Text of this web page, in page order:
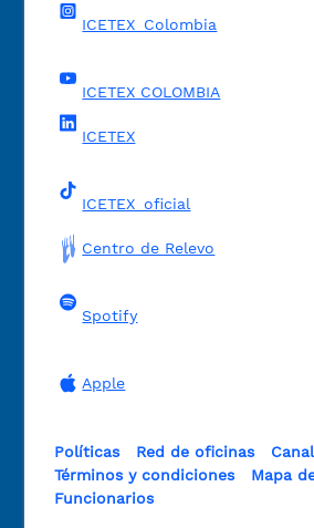
ICETEX_Colombia
ICETEX COLOMBIA
ICETEX
ICETEX_oficial
Centro de Relevo
Spotify
Apple
Políticas Red de oficinas
Términos y condiciones
Mapa
Funcionarios